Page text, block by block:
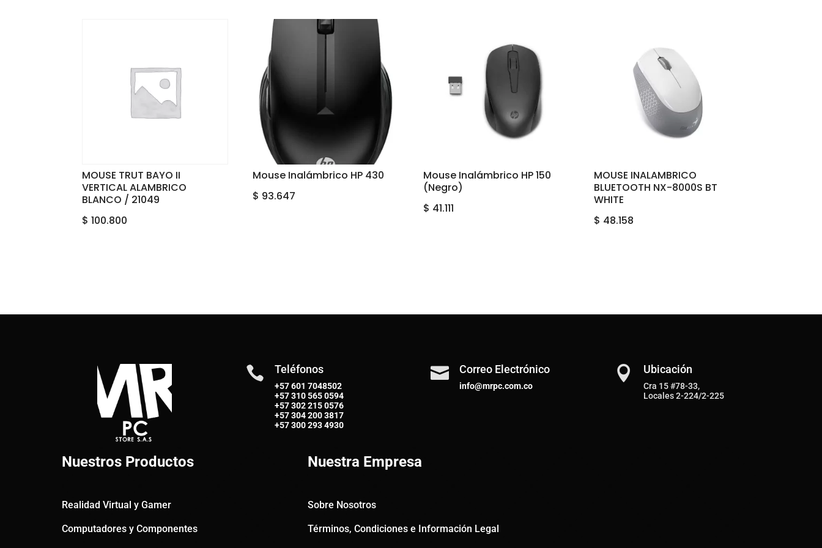
MOUSE TRUT BAYO II
VERTICAL ALAMBRICO
BLANCO / 21049
$ 100.800
Mouse Inalámbrico HP 430
$ 93.647
Mouse Inalámbrico HP 150
(Negro)
$ 41.111
MOUSE INALAMBRICO
BLUETOOTH NX-8000S BT
WHITE
$ 48.158
 Teléfonos
+57 601 7048502
+57310 565 0594
+57302 215 0576
+57304 200 3817
+57300 293 4930
 Correo Electrónico
info@mrpc.com.co
 Ubicación
Cra 15 #78-33,
Locales 2-224/2-225
Nuestros Productos
Realidad Virtual y Gamer
Computadores y Componentes
Nuestra Empresa
Sobre Nosotros
Términos, Condiciones e Información Legal